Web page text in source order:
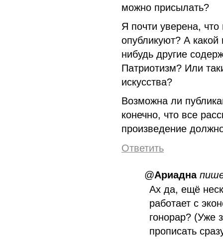
можно присылать?
Я почти уверена,
опубликуют? А какой
нибудь другие
Патриотизм? Или
искусства?
Возможна ли
конечно, что все
произведение
Ответить
@Ариадна
Ах да, ещё
работает с
гонорар? (Уже
прописать